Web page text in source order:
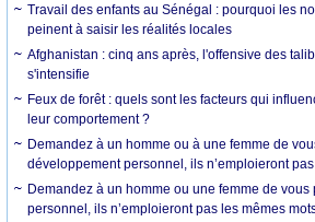
Travail des enfants au Sénégal : pourquoi les
peinent à saisir les réalités locales
Afghanistan : cinq ans après, l'offensive des
s'intensifie
Feux de forêt : quels sont les facteurs qui
leur comportement ?
Demandez à un homme ou à une femme de
développement personnel, ils n’emploieront
Demandez à un homme ou une femme de
personnel, ils n’emploieront pas les mêmes